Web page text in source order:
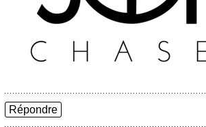
Répondre